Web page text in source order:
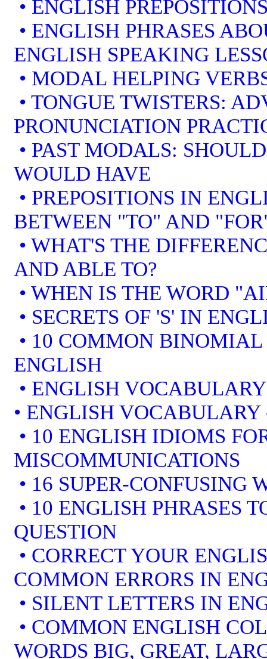
• ENGLISH
• ENGLISH PHRASES
ENGLISH SPEAKING
• MODAL HELPING
• TONGUE TWISTERS:
PRONUNCIATION
• PAST MODALS:
WOULD HAVE
• PREPOSITIONS IN
BETWEEN "TO" AND
• WHAT'S THE
AND ABLE TO?
• WHEN IS THE WORD
• SECRETS OF 'S' IN
• 10 COMMON BINOMIAL
ENGLISH
• ENGLISH
• ENGLISH
• 10 ENGLISH IDIOMS
MISCOMMUNICATIONS
• 16 SUPER-CONFUSING
• 10 ENGLISH PHRASES
QUESTION
• CORRECT YOUR
COMMON ERRORS IN
• SILENT LETTERS IN
• COMMON ENGLISH
WORDS BIG, GREAT,